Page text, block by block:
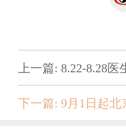
上一篇: 8.22-8.28医
下一篇: 9月1日起